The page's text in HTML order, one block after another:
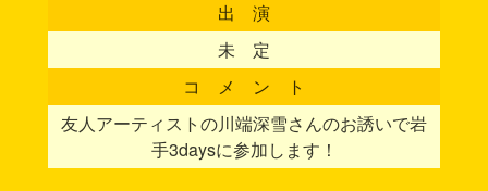
出 演
未 定
コ メ ン ト
友人アーティストの川端深雪さんのお誘いで岩
手3daysに参加します！